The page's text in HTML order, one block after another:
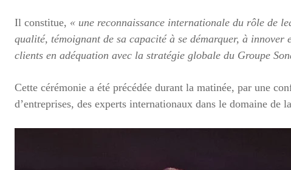
Il constitue, « une reconnaissance internationale du rôle de
qualité, témoignant de sa capacité à se démarquer, à innover
clients en adéquation avec la stratégie globale du Groupe
Cette cérémonie a été précédée durant la matinée, par une
d’entreprises, des experts internationaux dans le domaine de